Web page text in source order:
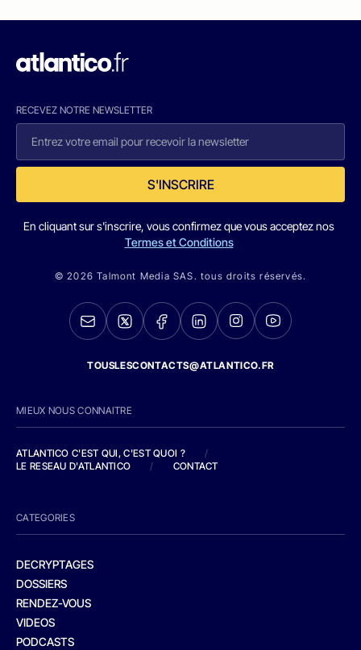
RECEVEZ NOTRE NEWSLETTER
S'INSCRIRE
En cliquant sur s'inscrire, vous confirmez que vous acceptez nos
Termes et Conditions
© 2026 Talmont Media SAS. tous droits réservés.
TOUSLESCONTACTS@ATLANTICO.FR
MIEUX NOUS CONNAITRE
ATLANTICO C'EST QUI, C'EST QUOI ?
/
LE RESEAU D'ATLANTICO
/ CONTACT
CATEGORIES
DECRYPTAGES
DOSSIERS
RENDEZ-VOUS
VIDEOS
PODCASTS